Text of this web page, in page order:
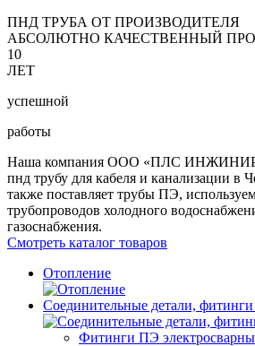
ПНД ТРУБА ОТ ПРОИЗВОДИТЕЛЯ
АБСОЛЮТНО КАЧЕСТВЕННЫЙ
10
ЛЕТ
успешной
работы
Наша компания ООО «ПЛС
пнд трубу для кабеля и канализации в
также поставляет трубы ПЭ,
трубопроводов холодного
газоснабжения.
Смотреть каталог товаров
Отопление
Соединительные детали,
Фитинги ПЭ